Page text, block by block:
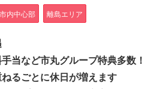
内中心部 離島エリア
当など市丸グループ特典多数！
るごとに休日が増えます